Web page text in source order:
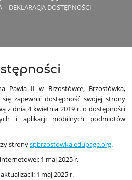
DEKLARACJA DOSTĘPNOŚCI
Pawła II w Brzostówce, Brzostówka,
zapewnić dostępność swojej strony
z dnia 4 kwietnia 2019 r. o dostępności
i aplikacji mobilnych podmiotów
stronyspbrzostowka.edupage.org.
1 maj 2025 r.
1 maj 2025 r.